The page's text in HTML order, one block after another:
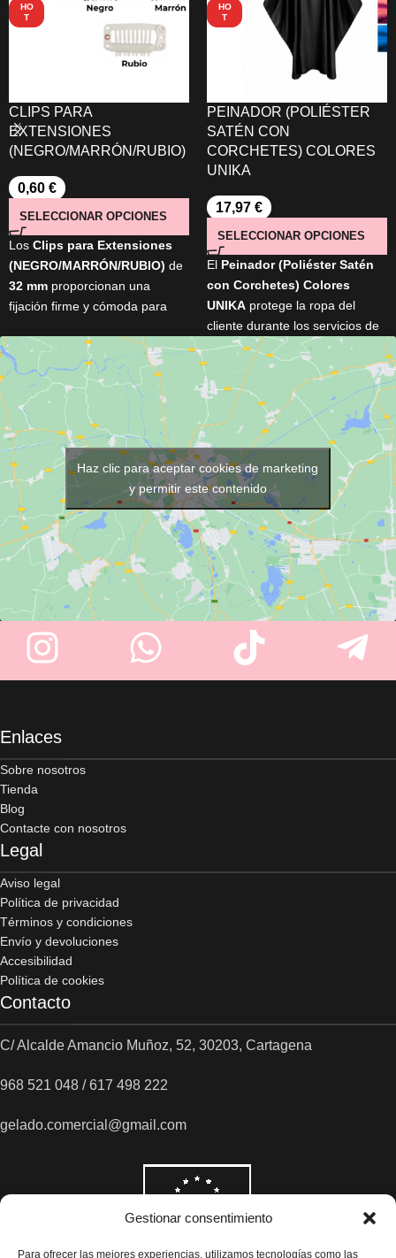
Gestionar consentimiento
Para ofrecer las mejores experiencias, utilizamos tecnologías como las
HO
T
CLIPS PARA
EXTENSIONES
(NEGRO/MARRÓN/RUBIO)
0,60 €
SELECCIONAR OPCIONES
Los Clips para Extensiones
(NEGRO/MARRÓN/RUBIO) de
32 mm proporcionan una
fijación firme y cómoda para
Fabricados en metal con parte
trasera de silicona, incorporan
peine de 9 dientesque
mejora el agarre sin dañar el
cabello. Disponibles en
negro,
marrón y rubio.
HO
T
PEINADOR (POLIÉSTER
SATÉN CON
CORCHETES) COLORES
UNIKA
17,97 €
SELECCIONAR OPCIONES
El Peinador (Poliéster Satén
con Corchetes) Colores
UNIKA protege la ropa del
cliente durante los servicios de
peluquería y barbería. Cuenta
con
cierre de corchetes,
cuello de 48 cm, medidas de
145 × 118 cmy está disponible
en varios colores(Negro,
Marrón, Gris Plata, Azul y
Fucsia). Su tejido ligero y
resistente garantiza comodidad
y un uso profesional diario.
Haz clic para aceptar cookies de marketing
y permitir este contenido
Enlaces
Sobre nosotros
Tienda
Blog
Contacte con nosotros
Legal
Aviso legal
Política de privacidad
Términos y condiciones
Envío y devoluciones
Accesibilidad
Política de cookies
Contacto
C/ Alcalde Amancio Muñoz, 52, 30203, Cartagena
968 521 048 / 617 498 222
gelado.comercial@gmail.com